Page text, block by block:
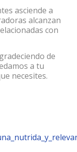
asciende a
alcanzan
con
de
a tu
necesites.